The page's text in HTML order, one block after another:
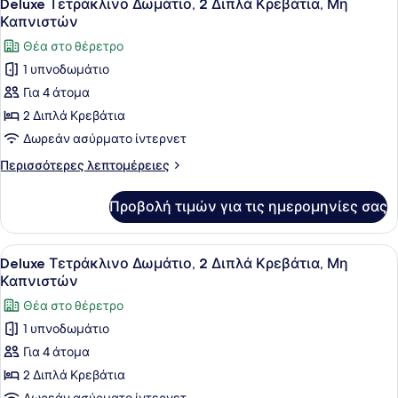
1
Διπλό
Κρεβάτι,
Μη
Καπνιστών
όλων
των
φωτογραφιών
για
Deluxe
Τετράκλινο
Δωμάτιο,
2
Διπλά
Μη
Καπνιστών
Deluxe Τετράκλινο Δωμάτιο, 2 Διπλά Κρεβάτια, Μη
Καπνιστών
Θέα στο θέρετρο
1 υπνοδωμάτιο
Για 4 άτομα
2 Διπλά Κρεβάτια
Δωρεάν ασύρματο ίντερνετ
Περισσότερες λεπτομέρειες
Περισσότερες
Τετράκλινο
Δωμάτιο,
2
Διπλά
Κρεβάτια,
Μη
Καπνιστών
Προβολή τιμών για τις ημερομηνίες σας
Προβολή
όλων
των
φωτογραφιών
για
Deluxe
Τετράκλινο
Ένα δωμάτιο ξενοδοχείου με ένα
4
Deluxe Τετράκλινο Δωμάτιο, 2 Διπλά Κρεβάτια, Μη
Καπνιστών
Θέα στο θέρετρο
1 υπνοδωμάτιο
Για 4 άτομα
2 Διπλά Κρεβάτια